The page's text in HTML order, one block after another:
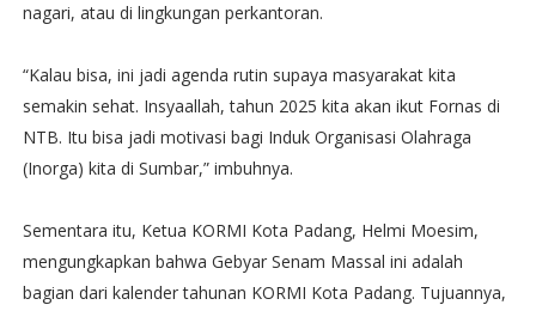
nagari, atau di lingkungan perkantoran.
“Kalau bisa, ini jadi agenda rutin supaya masyarakat kita
semakin sehat. Insyaallah, tahun 2025 kita akan ikut Fornas di
NTB. Itu bisa jadi motivasi bagi Induk Organisasi Olahraga
(Inorga) kita di Sumbar,” imbuhnya.
Sementara itu, Ketua KORMI Kota Padang, Helmi Moesim,
mengungkapkan bahwa Gebyar Senam Massal ini adalah
bagian dari kalender tahunan KORMI Kota Padang. Tujuannya,